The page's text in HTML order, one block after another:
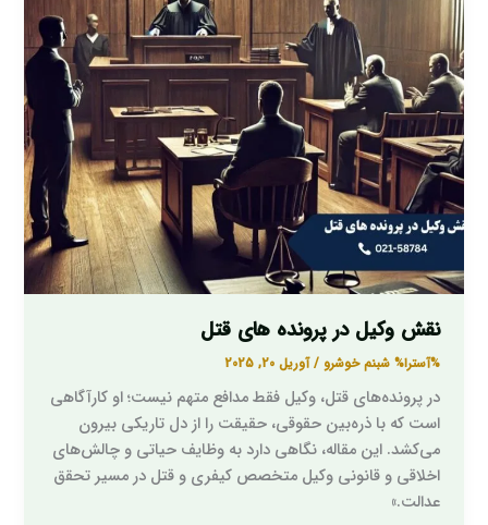
نقش وکیل در پرونده های قتل
%آسترا% شبنم خوشرو/آوریل 20, 2025
در پرونده‌های قتل، وکیل فقط مدافع متهم نیست؛ او کارآگاهی
است که با ذره‌بین حقوقی، حقیقت را از دل تاریکی بیرون
می‌کشد. این مقاله، نگاهی دارد به وظایف حیاتی و چالش‌های
اخلاقی و قانونی وکیل متخصص کیفری و قتل در مسیر تحقق
عدالت.»
پرونده
های
قتل